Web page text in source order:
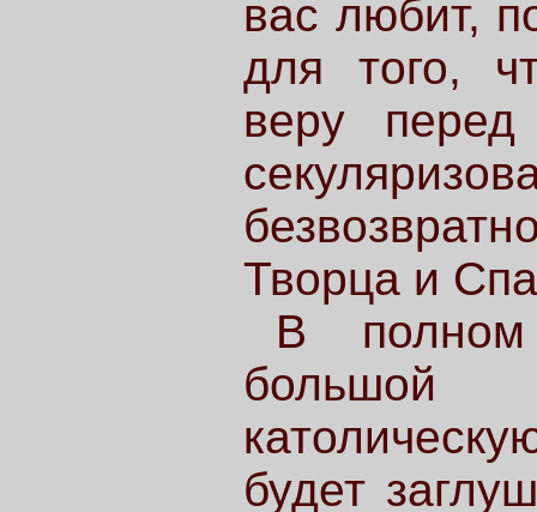
вас любит,
для того,
веру
Творца и
В
большой
будет